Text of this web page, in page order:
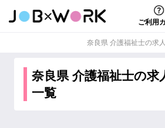
ご利用
奈良県 介護福祉士の求
奈良県 介護福祉士の求
一覧